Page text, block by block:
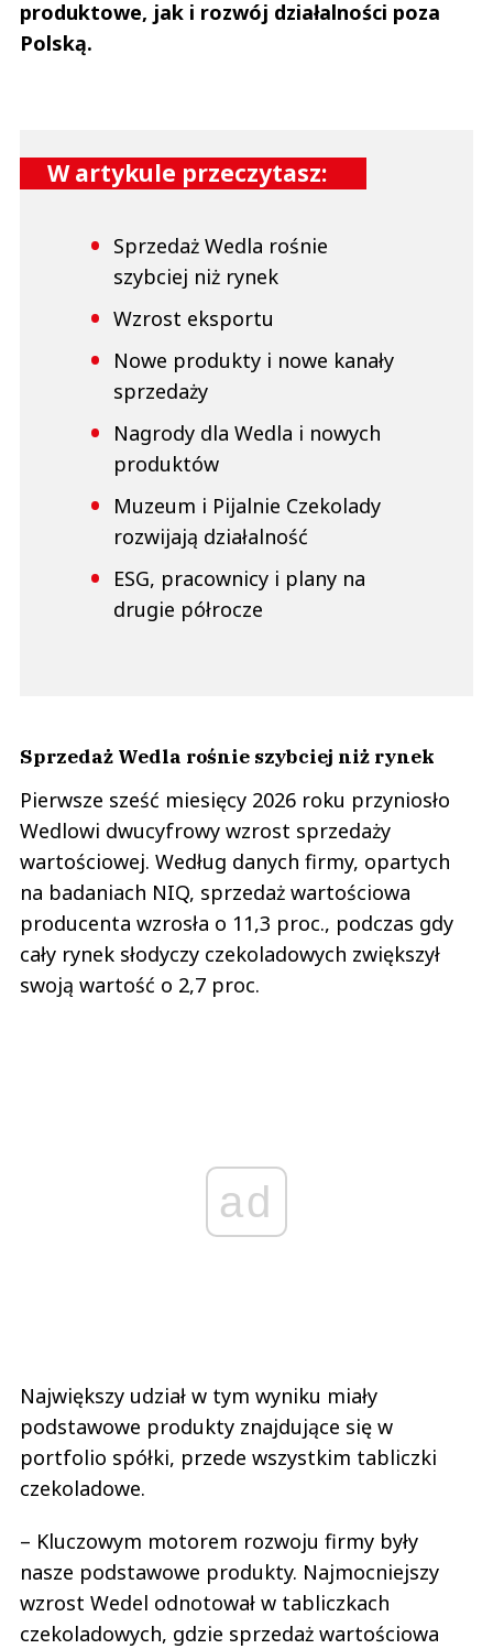
produktowe, jak i rozwój działalności poza
Polską.
W artykule przeczytasz:
Sprzedaż Wedla rośnie
szybciej niż rynek
Wzrost eksportu
Nowe produkty i nowe kanały
sprzedaży
Nagrody dla Wedla i nowych
produktów
Muzeum i Pijalnie Czekolady
rozwijają działalność
ESG, pracownicy i plany na
drugie półrocze
Sprzedaż Wedla rośnie szybciej niż rynek
Pierwsze sześć miesięcy 2026 roku przyniosło
Wedlowi dwucyfrowy wzrost sprzedaży
wartościowej. Według danych firmy, opartych
na badaniach NIQ, sprzedaż wartościowa
producenta wzrosła o 11,3 proc., podczas gdy
cały rynek słodyczy czekoladowych zwiększył
swoją wartość o 2,7 proc.
ad
Największy udział w tym wyniku miały
podstawowe produkty znajdujące się w
portfolio spółki, przede wszystkim tabliczki
czekoladowe.
– Kluczowym motorem rozwoju firmy były
nasze podstawowe produkty. Najmocniejszy
wzrost Wedel odnotował w tabliczkach
czekoladowych, gdzie sprzedaż wartościowa